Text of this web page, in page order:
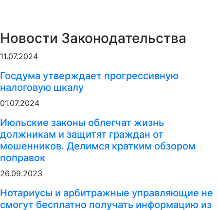
Новости Законодательства
11.07.2024
Госдума утверждает прогрессивную
налоговую шкалу
01.07.2024
Июльские законы облегчат жизнь
должникам и защитят граждан от
мошенников. Делимся кратким обзором
поправок
26.09.2023
Нотариусы и арбитражные управляющие не
смогут бесплатно получать информацию из